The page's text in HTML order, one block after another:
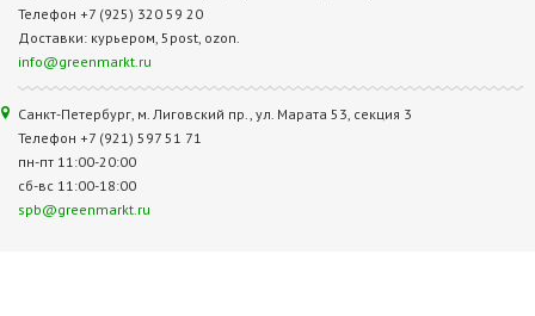
Телефон +7 (925) 320 59 20
Доставки: курьером, 5post, ozon.
info@greenmarkt.ru
Санкт-Петербург, м. Лиговский пр., ул. Марата 53, секция 3
Телефон +7 (921) 597 51 71
пн-пт 11:00-20:00
сб-вс 11:00-18:00
spb@greenmarkt.ru